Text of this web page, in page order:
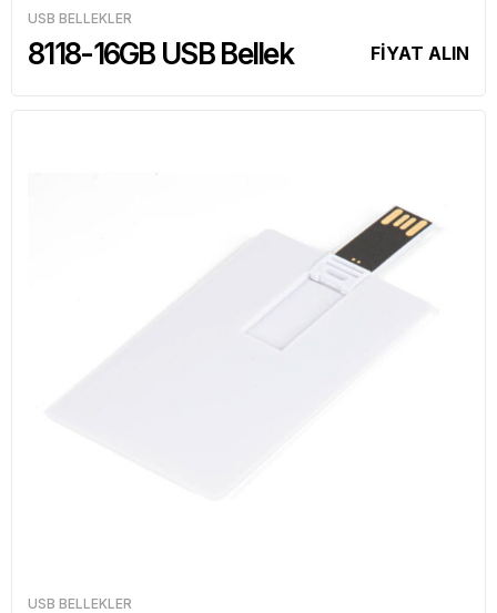
USB BELLEKLER
8118-16GB USB Bellek FİYAT ALIN
USB BELLEKLER